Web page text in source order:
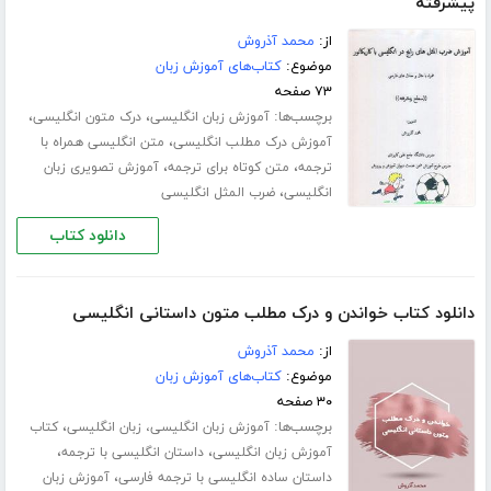
از: محمد آذروش
موضوع:کتاب‌های آموزش زبان
۷۳ صفحه
برچسب‌ها:آموزش زبان انگلیسی،درک متون انگلیسی،
آموزش درک مطلب انگلیسی، متن انگلیسی همراه با
ترجمه، متن کوتاه برای ترجمه،آموزش تصویری زبان
انگلیسی،ضرب المثل انگلیسی
دانلود کتاب
دانلود کتاب خواندن و درک مطلب متون داستانی انگلیسی
از: محمد آذروش
موضوع:کتاب‌های آموزش زبان
۳۰ صفحه
برچسب‌ها:آموزش زبان انگلیسی، زبان انگلیسی،کتاب
آموزش زبان انگلیسی،داستان انگلیسی با ترجمه،
داستان ساده انگلیسی با ترجمه فارسی،آموزش زبان